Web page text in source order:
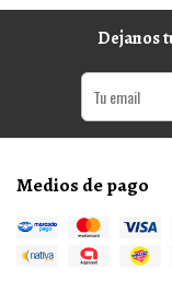
Dejanos
Medios de pago